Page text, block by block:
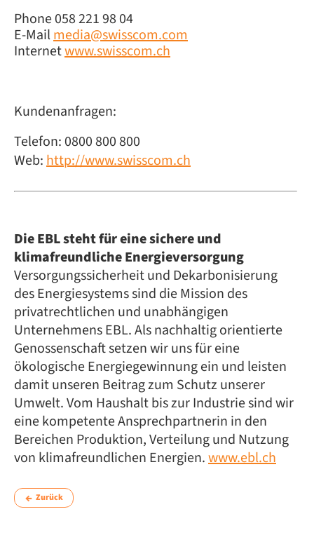
Phone 058 221 98 04
E-Mailmedia@swisscom.com
Internetwww.swisscom.ch
Kundenanfragen:
Telefon: 0800 800 800
Web:http://www.swisscom.ch
Die EBL steht für eine sichere und
klimafreundliche Energieversorgung
Versorgungssicherheit und Dekarbonisierung
des Energiesystems sind die Mission des
privatrechtlichen und unabhängigen
Unternehmens EBL. Als nachhaltig orientierte
Genossenschaft setzen wir uns für eine
ökologische Energiegewinnung ein und leisten
damit unseren Beitrag zum Schutz unserer
Umwelt. Vom Haushalt bis zur Industrie sind wir
eine kompetente Ansprechpartnerin in den
Bereichen Produktion, Verteilung und Nutzung
von klimafreundlichen Energien.www.ebl.ch
Zurück